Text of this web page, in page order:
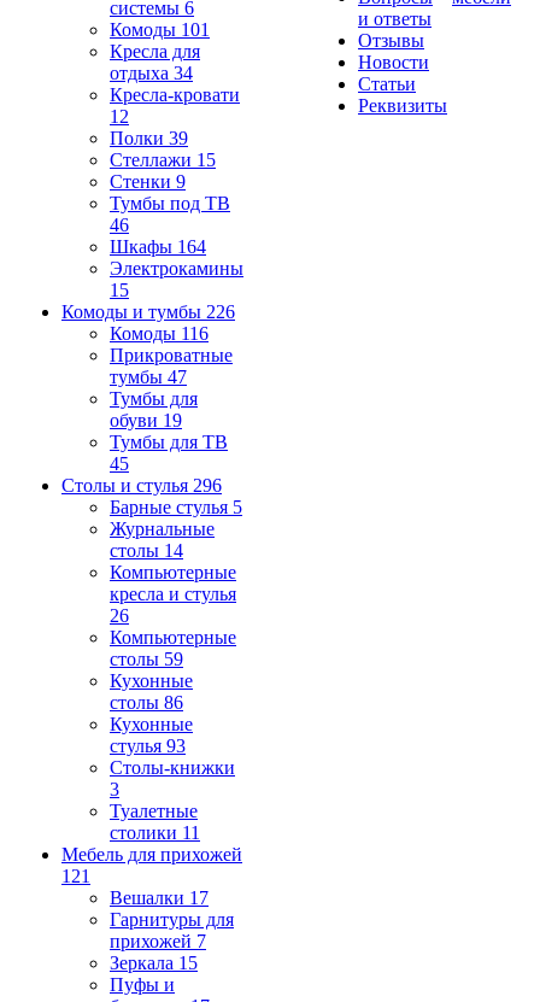
системы 6
Комоды 101
Кресла для
отдыха 34
Кресла-кровати
12
Полки 39
Стеллажи 15
Стенки 9
Тумбы под ТВ
46
Шкафы 164
Электрокамины
15
Комоды и тумбы 226
Комоды 116
Прикроватные
тумбы 47
Тумбы для
обуви 19
Тумбы для ТВ
45
Столы и стулья 296
Барные стулья 5
Журнальные
столы 14
Компьютерные
кресла и стулья
26
Компьютерные
столы 59
Кухонные
столы 86
Кухонные
стулья 93
Столы-книжки
3
Туалетные
столики 11
Мебель для прихожей
121
Вешалки 17
Гарнитуры для
прихожей 7
Зеркала 15
Пуфы и
и ответы
Отзывы
Новости
Статьи
Реквизиты